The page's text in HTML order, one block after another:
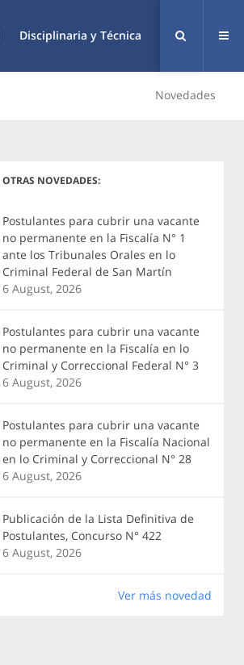
Disciplinaria y Técnica
Novedades
OTRAS NOVEDADES:
Postulantes para cubrir una vacante
no permanente en la Fiscalía N° 1
ante los Tribunales Orales en lo
Criminal Federal de San Martín
6 August, 2026
Postulantes para cubrir una vacante
no permanente en la Fiscalía en lo
Criminal y Correccional Federal N° 3
6 August, 2026
Postulantes para cubrir una vacante
no permanente en la Fiscalía Nacional
en lo Criminal y Correccional N° 28
6 August, 2026
Publicación de la Lista Definitiva de
Postulantes, Concurso N° 422
6 August, 2026
Ver más novedad